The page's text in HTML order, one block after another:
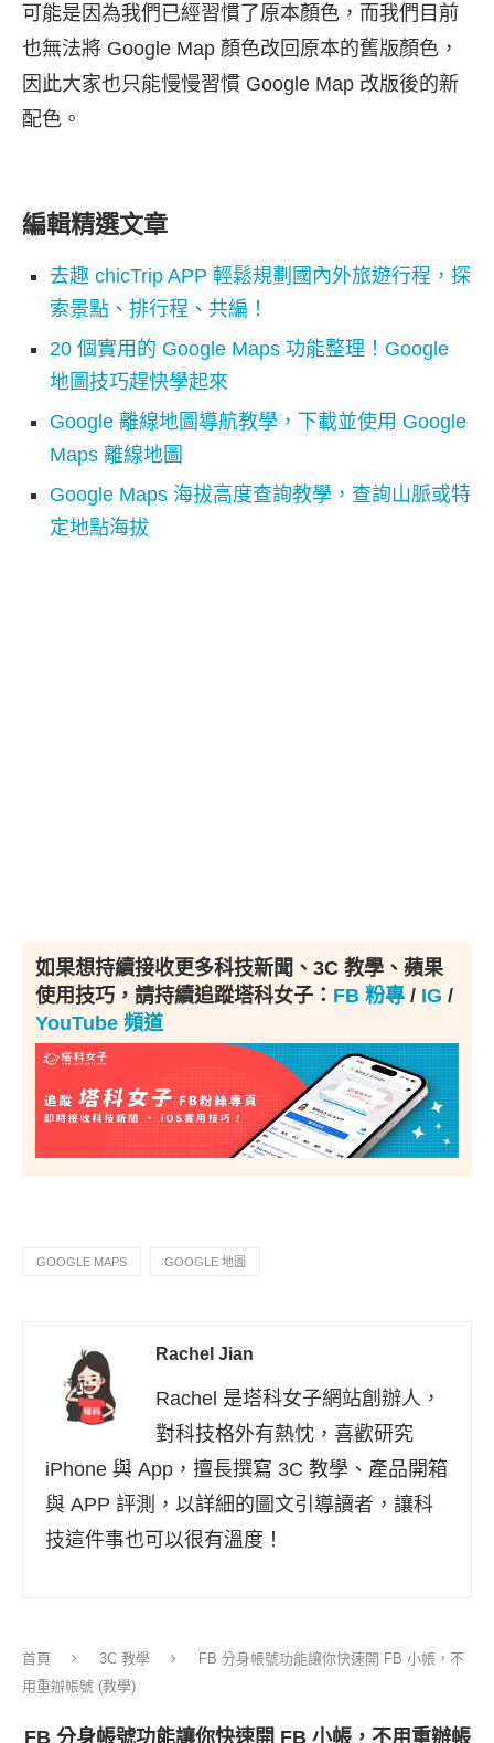
可能是因為我們已經習慣了原本顏色，而我們目前
也無法將 Google Map 顏色改回原本的舊版顏色，
因此大家也只能慢慢習慣 Google Map 改版後的新
配色。
編輯精選文章
去趣 chicTrip APP 輕鬆規劃國內外旅遊行程，探
索景點、排行程、共編！
20 個實用的 Google Maps 功能整理！Google
地圖技巧趕快學起來
Google 離線地圖導航教學，下載並使用 Google
Maps 離線地圖
Google Maps 海拔高度查詢教學，查詢山脈或特
定地點海拔
如果想持續接收更多科技新聞、3C 教學、蘋果
使用技巧，請持續追蹤塔科女子： FB 粉專 / IG /
YouTube 頻道
GOOGLE MAPS GOOGLE 地圖
Rachel Jian
Rachel 是塔科女子網站創辦人，
對科技格外有熱忱，喜歡研究
iPhone 與 App，擅長撰寫 3C 教學、產品開箱
與 APP 評測，以詳細的圖文引導讀者，讓科
技這件事也可以很有溫度！
首頁 3C 教學
FB 分身帳號功能讓你快速開 FB 小帳，不
用重辦帳號 (教學)
FB 分身帳號功能讓你快速開 FB 小帳，不用重辦帳